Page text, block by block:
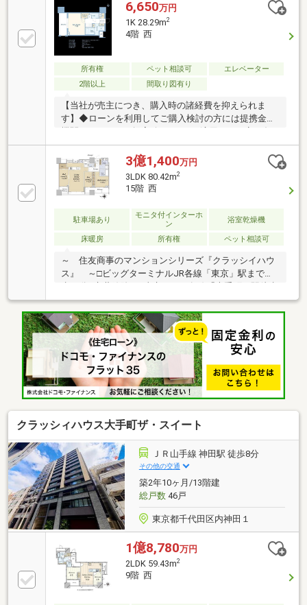
丸ノ内線・千代田線、都営三田線「大手町」駅 徒歩6
分・千代田線「新御茶ノ水」駅 徒歩6分・丸ノ内線
「淡路町」駅 徒歩6分・都営新宿線「小川町」駅 徒歩
6分・山手線・中央線・京浜東北線「神田」駅 徒歩8
分・東西線「竹橋」駅 徒歩9分【専有部分】◆3階部分
◆カラーモニターホン◆システムキッチン◆浴室、ト
イレ別◆ペット可（規約による制限有り）◆現況：空
6,650万円
1K 28.29m2
4階 西
所有権 ペット相談可
エレベーター
2階以上
間取り図有り
【当社が売主につき、購入時の諸経費を抑えられま
す】◆ローンを利用してご購入検討の方には提携金融
件等がございます。◆アクセス・東西線・半蔵門線・
丸ノ内線・千代田線、都営三田線「大手町」駅 徒歩6
分・千代田線「新御茶ノ水」駅 徒歩6分・丸ノ内線
「淡路町」駅 徒歩6分・都営新宿線「小川町」駅 徒歩
6分・山手線・中央線・京浜東北線「神田」駅 徒歩8
分・東西線「竹橋」駅 徒歩9分【専有部分】◆4階部分
◆カラーモニターホン◆システムキッチン◆浴室、ト
イレ別◆ペット可（規約による制限有り）◆現況：空
3億1,400万円
3LDK 80.42m2
15階 西
駐車場あり
モニタ付インターホ
ン
浴室乾燥機
床暖房 所有権 ペット相談可
～ 住友商事のマンションシリーズ『クラッシイハウ
ス』 ～□ビッグターミナルJR各線「東京」駅まで徒
６分／都営三田線「大手町」駅徒歩６分□千代田区立
千代田小学校まで約550ｍの立地□築年月：2022年6月
築□セキュリティ充実□ＷＩＣ＋3連クローゼット＋大
型パントリーなど収納豊富□2ボウルの洗面化粧台□ペ
ット飼育可（細則有）◆お部屋の特徴□専有面積：
80.42㎡□バルコニー面積：7.35㎡□サービスバルコニー
面積：3.21㎡□温水式床暖房（ＬＤ）□天井高約2450ｍ
ｍ（各洋室・ＬＤ）※一部除く
クラッシィハウス大手町ザ・スイート
ＪＲ山手線 神田駅 徒歩8分
その他の交通
築2年10ヶ月/13階建
総戸数46戸
東京都千代田区内神田１
1億8,780万円
2LDK 59.43m2
9階 西